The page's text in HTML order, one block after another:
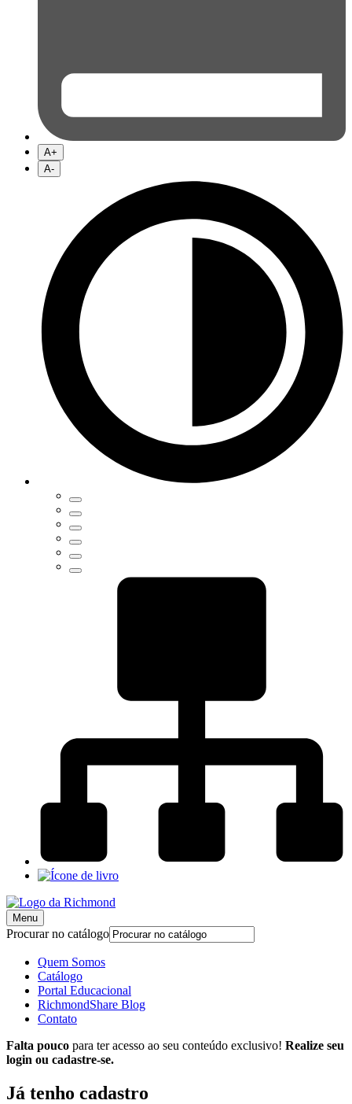
A+
A-
Menu
Procurar no catálogo
Quem Somos
Catálogo
Portal Educacional
RichmondShare Blog
Contato
Falta pouco para ter acesso ao seu conteúdo exclusivo! Realize seu
login ou cadastre-se.
Já tenho cadastro